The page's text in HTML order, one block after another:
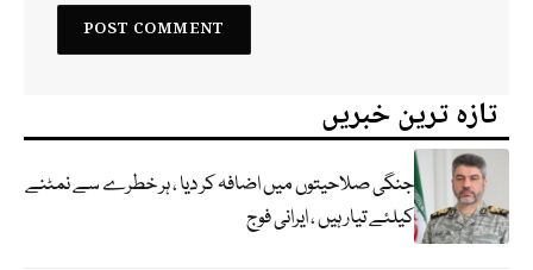
تازہ ترین خبریں
جنگی صلاحیتوں میں اضافہ کر دیا ، ہر خطرے سے نمٹنے
کیلئے تیار ہیں ، ایرانی فوج